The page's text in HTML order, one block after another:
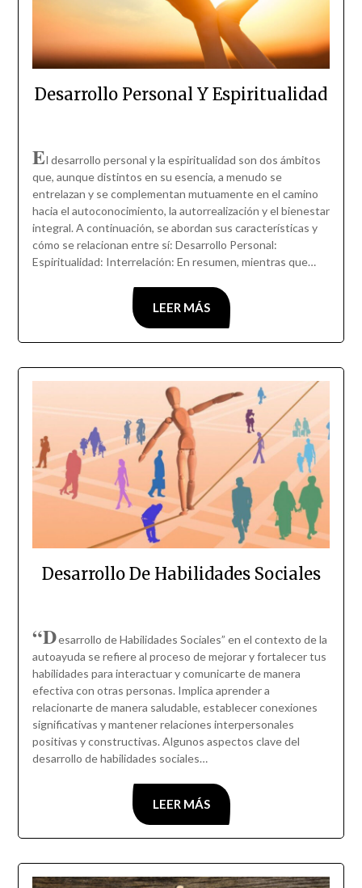
Desarrollo Personal Y Espiritualidad
El desarrollo personal y la espiritualidad son dos ámbitos
que, aunque distintos en su esencia, a menudo se
entrelazan y se complementan mutuamente en el camino
hacia el autoconocimiento, la autorrealización y el bienestar
integral. A continuación, se abordan sus características y
cómo se relacionan entre sí: Desarrollo Personal:
Espiritualidad: Interrelación: En resumen, mientras que…
LEER MÁS
Desarrollo De Habilidades Sociales
“Desarrollo de Habilidades Sociales” en el contexto de la
autoayuda se refiere al proceso de mejorar y fortalecer tus
habilidades para interactuar y comunicarte de manera
efectiva con otras personas. Implica aprender a
relacionarte de manera saludable, establecer conexiones
significativas y mantener relaciones interpersonales
positivas y constructivas. Algunos aspectos clave del
desarrollo de habilidades sociales…
LEER MÁS